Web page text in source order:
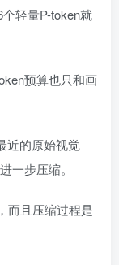
轻量P-token就
预算也只和画
近的原始视觉
一步压缩。
而且压缩过程是